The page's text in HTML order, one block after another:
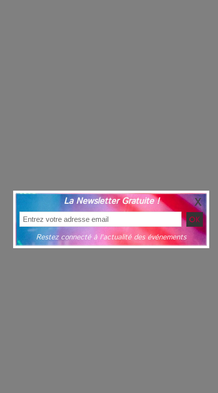
La Newsletter Gratuite !
Restez connecté à l'actualité des événements